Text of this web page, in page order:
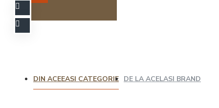
DIN ACEEASI CATEGORIE DE LA ACELASI BRAND